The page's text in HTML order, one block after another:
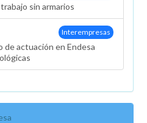
sin armarios
Interempresas
actuación en Endesa